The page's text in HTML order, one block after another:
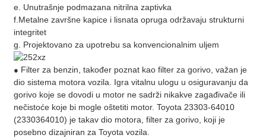
e. Unutrašnje podmazana nitrilna zaptivka
f.Metalne završne kapice i lisnata opruga održavaju strukturni
integritet
g. Projektovano za upotrebu sa konvencionalnim uljem
● Filter za benzin, također poznat kao filter za gorivo, važan je
dio sistema motora vozila. Igra vitalnu ulogu u osiguravanju da
gorivo koje se dovodi u motor ne sadrži nikakve zagađivače ili
nečistoće koje bi mogle oštetiti motor. Toyota 23303-64010
(2330364010) je takav dio motora, filter za gorivo, koji je
posebno dizajniran za Toyota vozila.